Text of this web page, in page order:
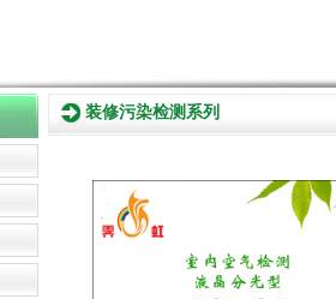
装修污染检测系列